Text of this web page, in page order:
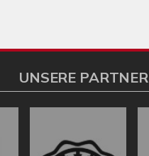
UNSERE PARTNER